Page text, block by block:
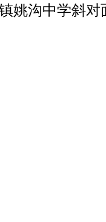
学斜对